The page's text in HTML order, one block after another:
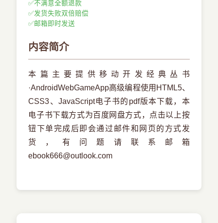
✅不满意全额退款
✅发货失败双倍赔偿
✅邮箱即时发送
内容简介
本篇主要提供移动开发经典丛书
·AndroidWebGameApp高级编程使用HTML5、
CSS3、JavaScript电子书的pdf版本下载，本
电子书下载方式为百度网盘方式，点击以上按
钮下单完成后即会通过邮件和网页的方式发
货，有问题请联系邮箱
ebook666@outlook.com